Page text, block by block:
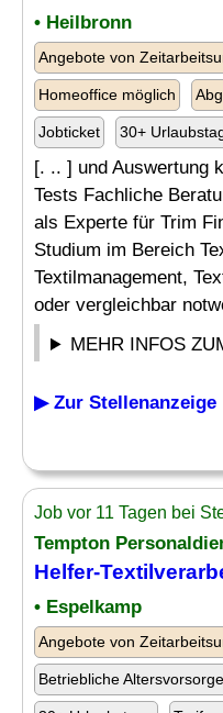
• Heilbronn
Angebote von
Homeoffice möglich
Jobticket 30+
[. .. ] und Auswertung
Tests Fachliche
als Experte für Trim
Studium im Bereich
Textilmanagement,
oder vergleichbar
MEHR INFOS
▶ Zur Stellenanzeige
Job vor 11 Tagen bei
Tempton
Helfer-
• Espelkamp
Angebote von
Betriebliche Altersvorsorge